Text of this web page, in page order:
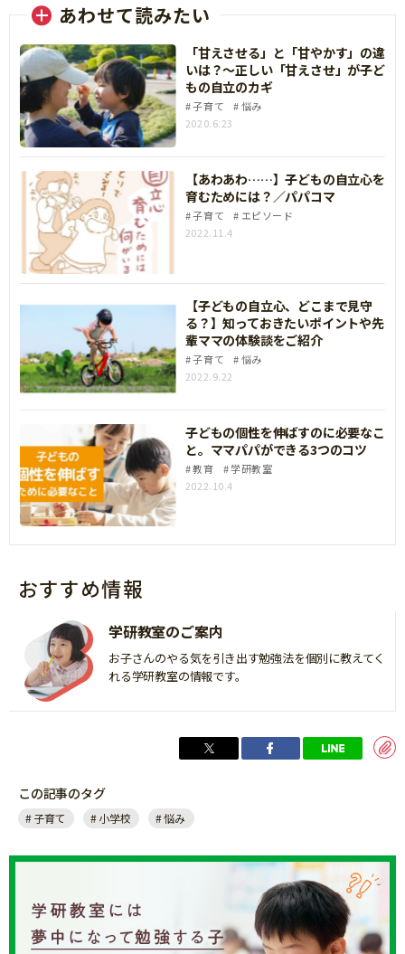
あわせて読みたい
「甘えさせる」と「甘やかす」の違
いは？～正しい「甘えさせ」が子ど
もの自立のカギ
子育て
悩み
2020.6.23
【あわあわ……】子どもの自立心を
育むためには？／パパコマ
子育て
エピソード
2022.11.4
【子どもの自立心、どこまで見守
る？】知っておきたいポイントや先
輩ママの体験談をご紹介
子育て
悩み
2022.9.22
子どもの個性を伸ばすのに必要なこ
と。ママパパができる3つのコツ
教育
学研教室
2022.10.4
おすすめ情報
学研教室のご案内
お子さんのやる気を引き出す勉強法を個別に教えてく
れる学研教室の情報です。
この記事のタグ
子育て 小学校 悩み